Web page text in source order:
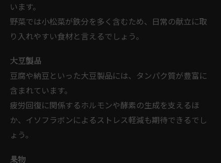
います。
野菜では小松菜が鉄分を多く含むため、日常の献立に取
り入れやすい食材と言えるでしょう。
大豆製品
豆腐や納豆といった大豆製品には、タンパク質が豊富に
含まれています。
疲労回復に関係するホルモンや酵素の生成を支えるほ
か、イソフラボンによるストレス軽減も期待できるでし
ょう。
果物